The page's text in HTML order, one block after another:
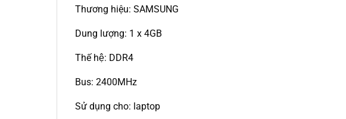
Thương hiệu: SAMSUNG
Dung lượng: 1 x 4GB
Thế hệ: DDR4
Bus: 2400MHz
Sử dụng cho: laptop